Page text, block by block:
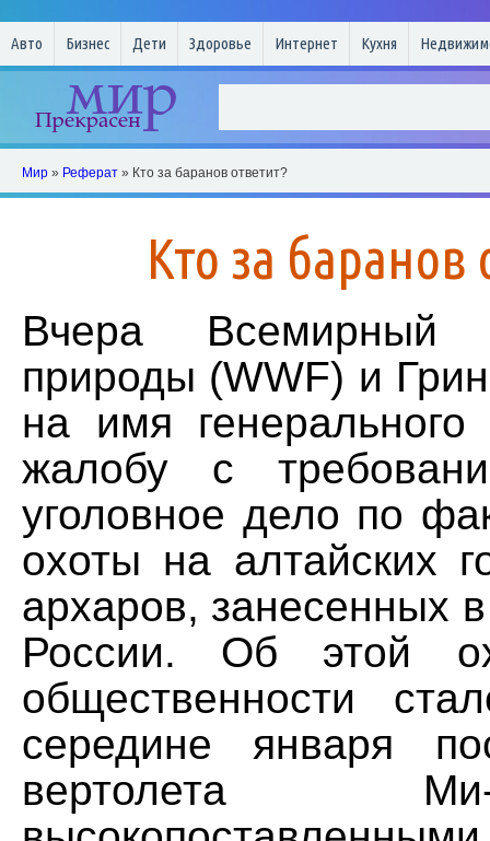
Авто Бизнес Дети Здоровье Интернет Кухня
Мир » Реферат » Кто за баранов ответит?
Кто за баранов
Вчера
природы (WWF) и
на имя
жалобу с
уголовное дело по
охоты на алтайских
архаров, занесенных
России. Об этой
общественности
середине января
вертолета